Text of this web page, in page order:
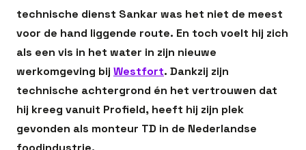
technische dienst Sankar was het niet de meest
voor de hand liggende route. En toch voelt hij zich
als een vis in het water in zijn nieuwe
werkomgeving bij Westfort. Dankzij zijn
technische achtergrond én het vertrouwen dat
hij kreeg vanuit Profield, heeft hij zijn plek
gevonden als monteur TD in de Nederlandse